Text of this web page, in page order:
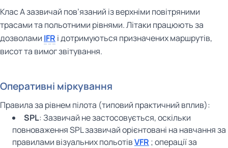
Клас А зазвичай пов’язаний із верхніми повітряними
трасами та польотними рівнями. Літаки працюють за
дозволами IFR і дотримуються призначених маршрутів,
висот та вимог звітування.
Оперативні міркування
Правила за рівнем пілота (типовий практичний вплив):
SPL: Зазвичай не застосовується, оскільки
повноваження SPL зазвичай орієнтовані на навчання за
правилами візуальних польотівVFR ; операції за